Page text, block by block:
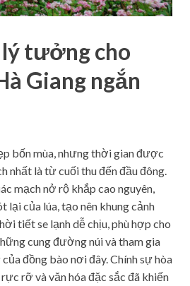
tưởng cho
Giang ngắn
bốn mùa, nhưng thời gian được
nhất là từ cuối thu đến đầu đông.
mạch nở rộ khắp cao nguyên,
lại của lúa, tạo nên khung cảnh
tiết se lạnh dễ chịu, phù hợp cho
cung đường núi và tham gia
đồng bào nơi đây. Chính sự hòa
rỡ và văn hóa đặc sắc đã khiến